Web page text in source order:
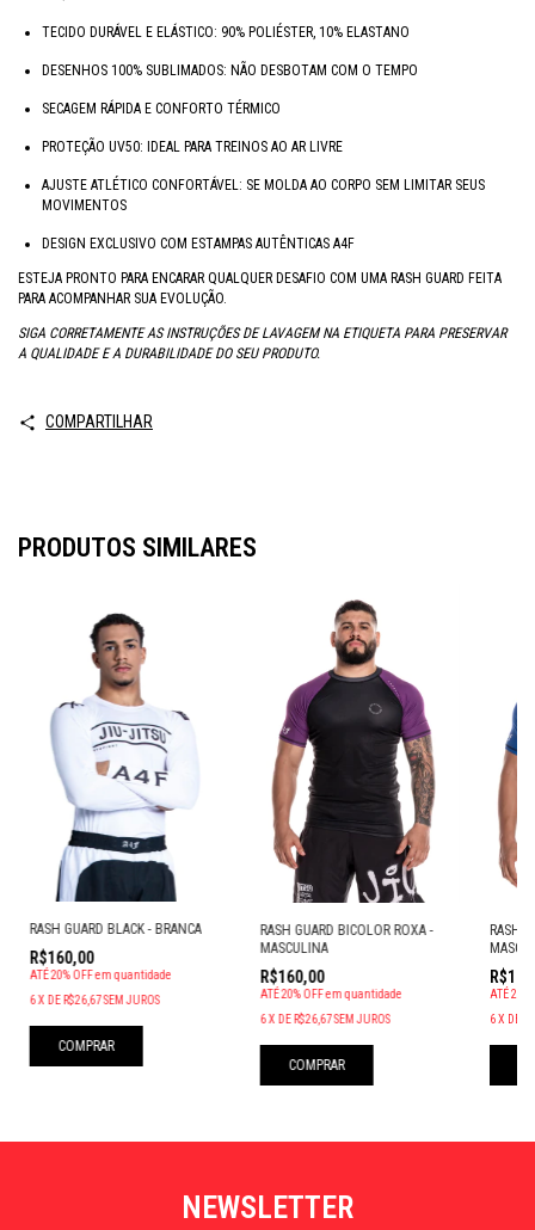
TECIDO DURÁVEL E ELÁSTICO: 90% POLIÉSTER, 10% ELASTANO
DESENHOS 100% SUBLIMADOS: NÃO DESBOTAM COM O TEMPO
SECAGEM RÁPIDA E CONFORTO TÉRMICO
PROTEÇÃO UV50: IDEAL PARA TREINOS AO AR LIVRE
AJUSTE ATLÉTICO CONFORTÁVEL: SE MOLDA AO CORPO SEM LIMITAR SEUS
MOVIMENTOS
DESIGN EXCLUSIVO COM ESTAMPAS AUTÊNTICAS A4F
ESTEJA PRONTO PARA ENCARAR QUALQUER DESAFIO COM UMA RASH GUARD FEITA
PARA ACOMPANHAR SUA EVOLUÇÃO.
SIGA CORRETAMENTE AS INSTRUÇÕES DE LAVAGEM NA ETIQUETA PARA PRESERVAR
A QUALIDADE E A DURABILIDADE DO SEU PRODUTO.
COMPARTILHAR
PRODUTOS SIMILARES
RASH GUARD BLACK - BRANCA
R$160,00
ATÉ 20% OFFem quantidade
6X DE R$26,67SEM JUROS
COMPRAR
RASH GUARD BICOLOR ROXA -
MASCULINA
R$160,00
ATÉ 20% OFFem quantidade
6X DE R$26,67SEM JUROS
COMPRAR
RASH
ATÉ 20%
6X DE
NEWSLETTER